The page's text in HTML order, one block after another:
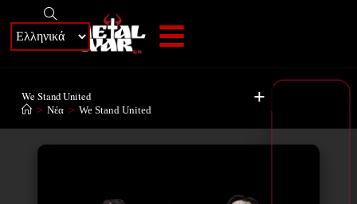
+
We Stand United
> Νέα > We Stand United